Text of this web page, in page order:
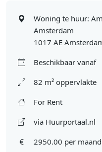
Woning te huur:
Amsterdam
1017 AE
Beschikbaar vanaf
82 m² oppervlakte
For Rent
via Huurportaal.nl
2950.00 per maand